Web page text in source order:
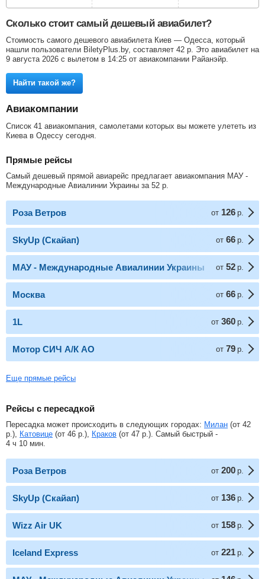
Сколько стоит самый дешевый авиабилет?
Стоимость самого дешевого авиабилета Киев — Одесса, который
нашли пользователи BiletyPlus.by, составляет 42 р . Это авиабилет на
9 августа 2026 с вылетом в 14:25 от авиакомпании Райанэйр.
Найти такой же?
Авиакомпании
Список 41 авиакомпания, самолетами которых вы можете улететь из
Киева в Одессу сегодня.
Прямые рейсы
Самый дешевый прямой авиарейс предлагает авиакомпания МАУ -
Международные Авиалинии Украины за 52 р
Роза Ветров от 126 р.
SkyUp (Скайап) от 66 р.
МАУ - Международные Авиалинии Украины от 52 р.
Москва от 66 р.
1L от 360 р.
Мотор СИЧ А/К АО от 79 р.
Еще прямые рейсы
Рейсы с пересадкой
Пересадка может происходить в следующих городах: Милан (от 42
р. ), Катовице (от 46 р. ), Краков (от 47 р. ). Самый быстрый -
4 ч 10 мин.
Роза Ветров от 200 р.
SkyUp (Скайап) от 136 р.
Wizz Air UK от 158 р.
Iceland Express от 221 р.